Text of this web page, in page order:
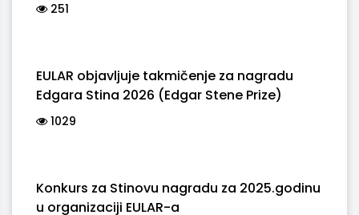
251
EULAR objavljuje takmičenje za nagradu
Edgara Stina 2026 (Edgar Stene Prize)
1029
Konkurs za Stinovu nagradu za 2025.godinu
u organizaciji EULAR-a